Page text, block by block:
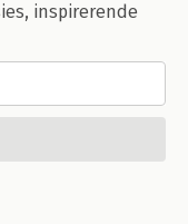
inspirerende